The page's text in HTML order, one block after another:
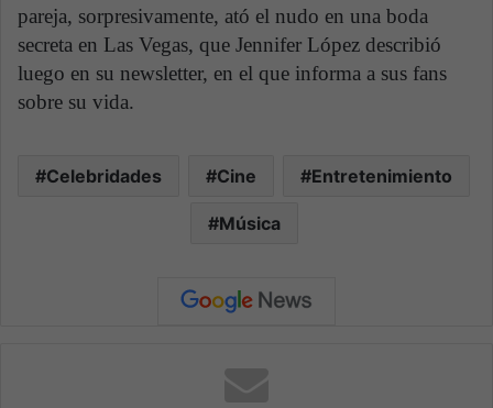
pareja, sorpresivamente, ató el nudo en una boda
secreta en Las Vegas, que Jennifer López describió
luego en su newsletter, en el que informa a sus fans
sobre su vida.
Celebridades Cine Entretenimiento
Música